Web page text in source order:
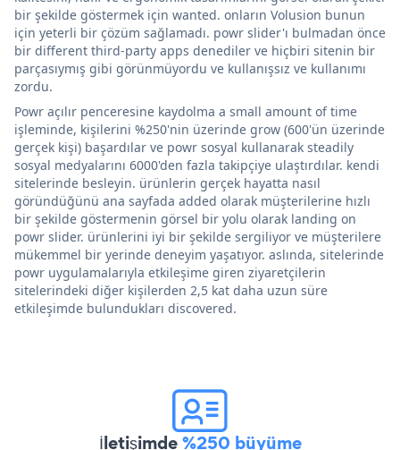
bir şekilde göstermek için wanted. onların Volusion bunun
için yeterli bir çözüm sağlamadı. powr slider'ı bulmadan önce
bir different third-party apps denediler ve hiçbiri sitenin bir
parçasıymış gibi görünmüyordu ve kullanışsız ve kullanımı
zordu.
Powr açılır penceresine kaydolma a small amount of time
işleminde, kişilerini %250'nin üzerinde grow (600'ün üzerinde
gerçek kişi) başardılar ve powr sosyal kullanarak steadily
sosyal medyalarını 6000'den fazla takipçiye ulaştırdılar. kendi
sitelerinde besleyin. ürünlerin gerçek hayatta nasıl
göründüğünü ana sayfada added olarak müşterilerine hızlı
bir şekilde göstermenin görsel bir yolu olarak landing on
powr slider. ürünlerini iyi bir şekilde sergiliyor ve müşterilere
mükemmel bir yerinde deneyim yaşatıyor. aslında, sitelerinde
powr uygulamalarıyla etkileşime giren ziyaretçilerin
sitelerindeki diğer kişilerden 2,5 kat daha uzun süre
etkileşimde bulundukları discovered.
İletişimde%250 büyüme